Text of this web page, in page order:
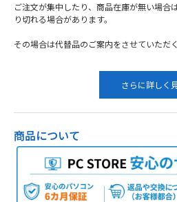
ご注文が集中したり、商品在庫が無い場合
り切れる場合があります。
その場合は代替品のご案内をさせていただ
さらに詳しく
商品について